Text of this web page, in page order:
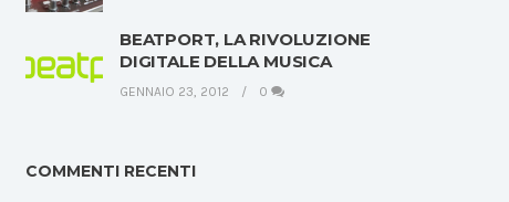
BEATPORT, LA RIVOLUZIONE
DIGITALE DELLA MUSICA
GENNAIO 23, 2012 0
COMMENTI RECENTI